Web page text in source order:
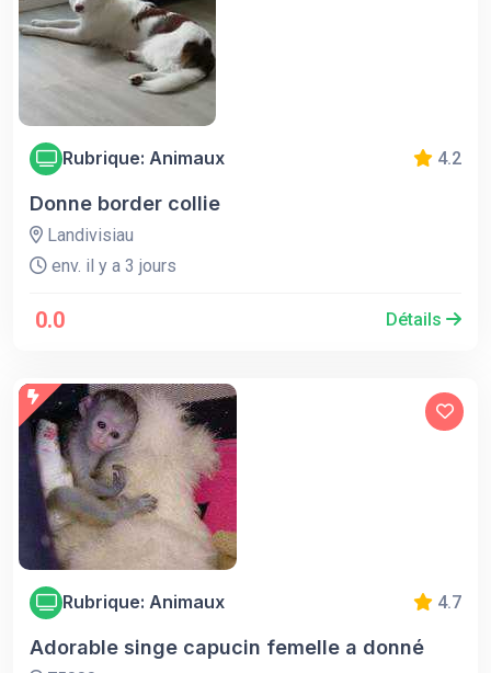
Rubrique: Animaux 4.2
Donne border collie
Landivisiau
env. il y a 3 jours
0.0 Détails
Rubrique: Animaux 4.7
Adorable singe capucin femelle a donné